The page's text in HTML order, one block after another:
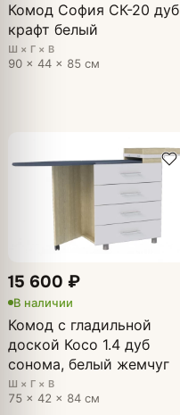
Комод София СК-20 дуб
крафт белый
Ш × Г × В
90 × 44 × 85 см
15 600 ₽
В наличии
Комод с гладильной
доской Косо 1.4 дуб
сонома, белый жемчуг
Ш × Г × В
75 × 42 × 84 см